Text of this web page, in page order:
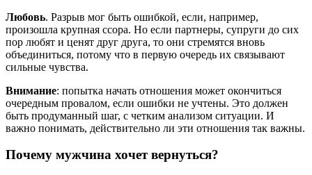
Любовь. Разрыв мог быть ошибкой, если, например,
произошла крупная ссора. Но если партнеры, супруги до сих
пор любят и ценят друг друга, то они стремятся вновь
объединиться, потому что в первую очередь их связывают
сильные чувства.
Внимание: попытка начать отношения может окончиться
очередным провалом, если ошибки не учтены. Это должен
быть продуманный шаг, с четким анализом ситуации. И
важно понимать, действительно ли эти отношения так важны.
Почему мужчина хочет вернуться?